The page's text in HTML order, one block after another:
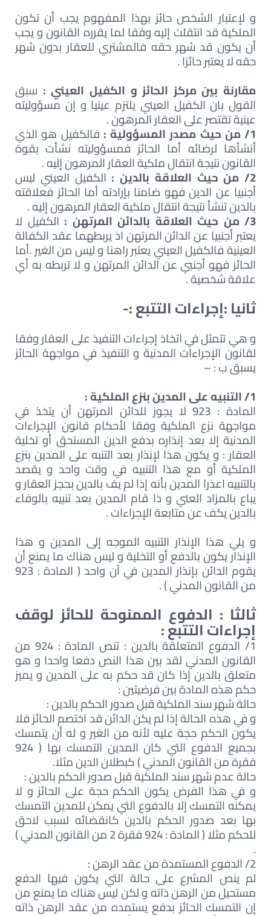
و لإعتبار الشخص حائز بهذا المفهوم يجب أن تكون
الملكية قد انتقلت إليه وفقا لما يقرره القانون و يجب
أن يكون قد شهر حقه فالمشتري للعقار بدون شهر
حقه لا يعتبر حائزا .
مقارنة بين مركز الحائز و الكفيل العيني : سبق
القول بان الكفيل العيني يلتزم عينيا و إن مسؤوليته
عينية تقتصر على العقار المرهون .
1/ من حيث مصدر المسؤولية : فالكفيل هو الذي
أنشأها لرضائه أما الحائز فمسؤوليته نشأت بقوة
القانون نتيجة انتقال ملكية العقار المرهون إليه .
2/ من حيث العلاقة بالدين : الكفيل العيني ليس
أجنبيا عن الدين فهو ضامنا بإرادته أما الحائز فعلاقته
بالدين تنشأ نتيجة انتقال ملكية العقار المرهون إليه .
3/ من حيث العلاقة بالدائن المرتهن : الكفيل لا
يعتبر أجنبيا عن الدائن المرتهن اذ يربطهما عقد الكفالة
العينية فالكفيل العيني يعتبر راهنا و ليس من الغير .أما
الحائز فهو أجنبي عن الدائن المرتهن و لا تربطه به أي
علاقة شخصية .
ثانيا :إجراءات التتبع :-
و هي تتمثل في اتخاذ إجراءات التنفيذ على العقار وفقا
لقانون الإجراءات المدنية و التنفيذ في مواجهة الحائز
يسبق ب : –
1/ التنبيه على المدين بنزع الملكية :
المادة : 923 لا يجوز للدائن المرتهن أن يتخذ في
مواجهة نزع الملكية وفقا لأحكام قانون الإجراءات
المدنية إلا بعد إنذاره بدفع الدين المستحق أو تخلية
العقار : و يكون هذا لإنذار بعد التنبه على المدين بنزع
الملكية أو مع هذا التنبيه في وقت واحد و يقصد
بالتنبيه اعذرا المدين بأنه إذا لم يف بالدين بحجز العقار و
يباع بالمزاد العني و ذا قام المدين بعد تنبيه بالوفاء
بالدين يكف عن متابعة الإجراءات .
و يلي هذا الإنذار التنبيه الموجه إلى المدين و هذا
الإنذار يكون بالدفع أو التخلية و ليس هناك ما يمنع أن
يقوم الدائن بإنذار المدين في آن واحد ( المادة : 923
من القانون المدني ) .
ثالثا : الدفوع الممنوحة للحائز لوقف
إجراءات التتبع :
1/ الدفوع المتعلقة بالدين : تنص المادة : 924 من
القانون المدني لقد بين هذا النص دفعا واحدا و هو
متعلق بالدين إذا كان قد حكم به على المدين و يميز
حكم هذه المادة بين فرضيتين :
حالة شهر سند الملكية قبل صدور الحكم بالدين :
و في هذه الحالة إذا لم يكن الدائن قد اختصم الحائز فلا
يكون الحكم حجة عليه لأنه من الغير و له أن يتمسك
بجميع الدفوع التي كان المدين التمسك بها ( 924
فقرة من القانون المدني ) كبطلان الدين مثلا.
حالة عدم شهر سند الملكية قبل صدور الحكم بالدين :
و في هذا الفرض يكون الحكم حجة على الحائز و لا
يمكنه التمسك إلا بالدفوع التي يمكن للمدين التمسك
بها بعد صدور الحكم بالدين كانقضائه لسبب لاحق
للحكم مثلا ( المادة : 924 فقرة 2 من القانون المدني )
.
2/ الدفوع المستمدة من عقد الرهن :
لم ينص المشرع على حالة التي يكون فيها الدفع
مستحيل من الرهن ذاته و لكن ليس هناك ما يمنع من
إن التمسك الحائز بدفع يستمده من عقد الرهن ذاته